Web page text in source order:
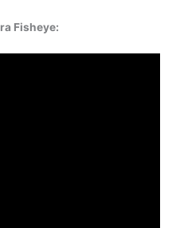
Fisheye: